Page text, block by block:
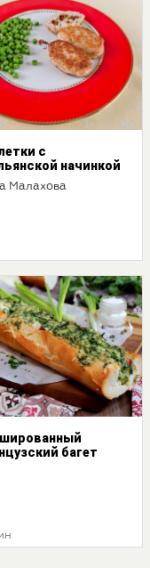
с
начинкой
Малахова
багет